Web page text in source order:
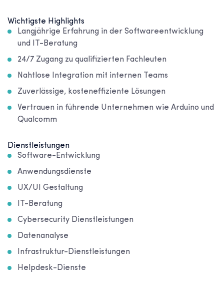
Wichtigste Highlights
Langjährige Erfahrung in der Softwareentwicklung
und IT-Beratung
24/7 Zugang zu qualifizierten Fachleuten
Nahtlose Integration mit internen Teams
Zuverlässige, kosteneffiziente Lösungen
Vertrauen in führende Unternehmen wie Arduino und
Qualcomm
Dienstleistungen
Software-Entwicklung
Anwendungsdienste
UX/UI Gestaltung
IT-Beratung
Cybersecurity Dienstleistungen
Datenanalyse
Infrastruktur-Dienstleistungen
Helpdesk-Dienste